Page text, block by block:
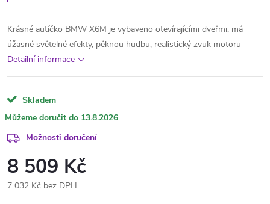
Krásné autíčko BMW X6M je vybaveno otevírajícími dveřmi, má
úžasné světelné efekty, pěknou hudbu, realistický zvuk motoru
Detailní informace
Skladem
13.8.2026
Možnosti doručení
8 509 Kč
7 032 Kč bez DPH